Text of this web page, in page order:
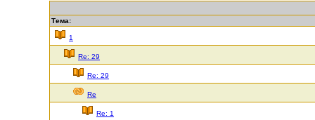
Тема:
1
Re: 29
Re: 29
Re
Re: 1